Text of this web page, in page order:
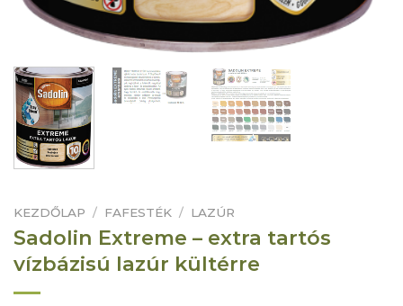
KEZDŐLAP / FAFESTÉK / LAZÚR
Sadolin Extreme – extra tartós
vízbázisú lazúr kültérre